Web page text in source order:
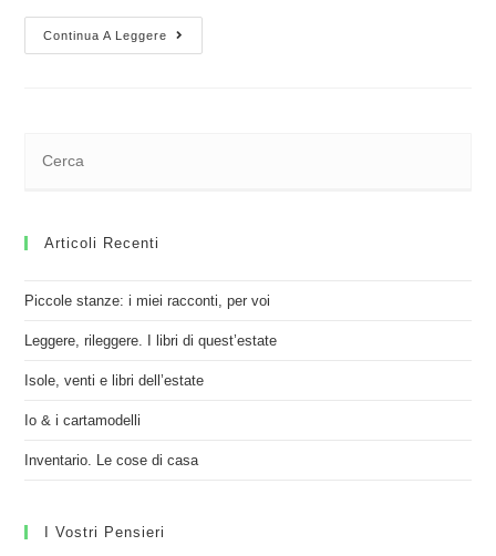
Continua A Leggere
Articoli Recenti
Piccole stanze: i miei racconti, per voi
Leggere, rileggere. I libri di quest’estate
Isole, venti e libri dell’estate
Io & i cartamodelli
Inventario. Le cose di casa
I Vostri Pensieri